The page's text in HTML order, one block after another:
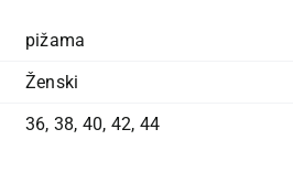
pižama
Ženski
36, 38, 40, 42, 44